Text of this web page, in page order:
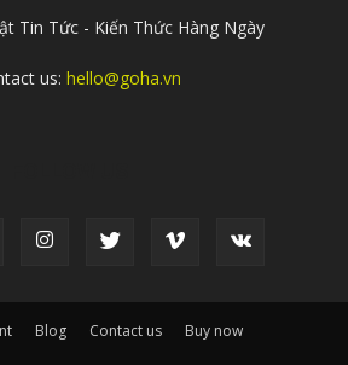
Tin Tức - Kiến Thức Hàng Ngày
us: hello@goha.vn
Blog Contact us Buy now